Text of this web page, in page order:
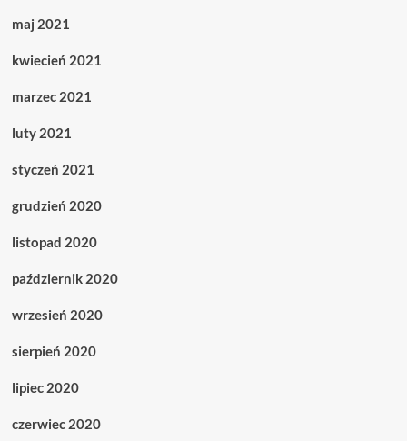
maj 2021
kwiecień 2021
marzec 2021
luty 2021
styczeń 2021
grudzień 2020
listopad 2020
październik 2020
wrzesień 2020
sierpień 2020
lipiec 2020
czerwiec 2020